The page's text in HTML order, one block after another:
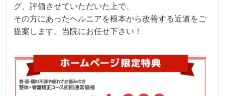
グ、評価させていただいた上で、
その方にあったヘルニアを根本から改善する近道をご
提案します。当院にお任せ下さい！